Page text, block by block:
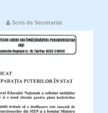
Scris de Secretariat